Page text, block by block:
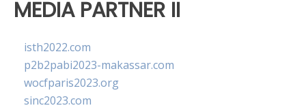
MEDIA PARTNER II
isth2022.com
p2b2pabi2023-makassar.com
wocfparis2023.org
sinc2023.com